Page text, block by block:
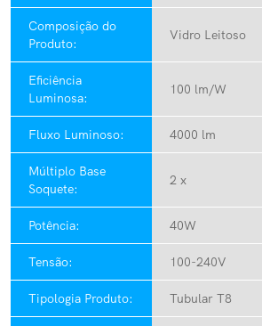
Composição do
Produto:
Vidro Leitoso
Eficiência
Luminosa:
100 lm/W
Fluxo Luminoso: 4000 lm
Múltiplo Base
Soquete:
2 x
Potência: 40W
Tensão: 100-240V
Tipologia Produto: Tubular T8